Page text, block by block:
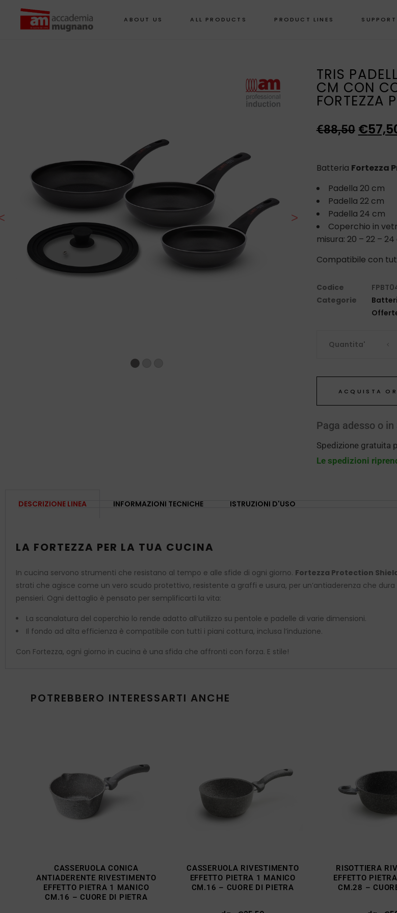
ABOUT US ALL PRODUCTS PRODUCT LINES SUPPORT
>
TRIS
CM CON
FORTEZZA
€88,50 €
Batteria Fortezza
Padella 20 cm
Padella 22 cm
Padella 24 cm
Coperchio in
misura: 20 – 22 –
Compatibile con
Codice
Categorie
Quantita'
ACQUISTA
Paga adesso o
Spedizione gratuita
Le spedizioni
DESCRIZIONE LINEA INFORMAZIONI TECNICHE ISTRUZIONI D'USO
LA FORTEZZA PER LA TUA CUCINA
In cucina servono strumenti che resistano al tempo e alle sfide di ogni giorno. Fortezza Protection
strati che agisce come un vero scudo protettivo, resistente a graffi e usura, per un’antiaderenza che
pensieri. Ogni dettaglio è pensato per semplificarti la vita:
La scanalatura del coperchio lo rende adatto all’utilizzo su pentole e padelle di varie dimensioni.
Il fondo ad alta efficienza è compatibile con tutti i piani cottura, inclusa l’induzione.
Con Fortezza, ogni giorno in cucina è una sfida che affronti con forza. E stile!
POTREBBERO INTERESSARTI ANCHE
CASSERUOLA CONICA
ANTIADERENTE RIVESTIMENTO
EFFETTO PIETRA 1 MANICO
CM.16 – CUORE DI PIETRA
CASSERUOLA RIVESTIMENTO
EFFETTO PIETRA 1 MANICO
CM.16 – CUORE DI PIETRA
RISOTTIERA
EFFETTO
CM.28 –